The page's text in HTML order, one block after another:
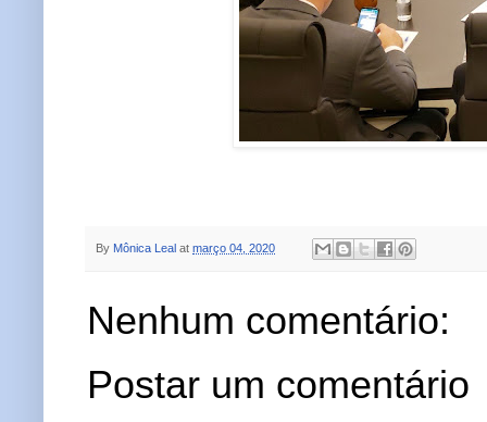
By Mônica Leal at março 04, 2020
Nenhum comentário:
Postar um comentário